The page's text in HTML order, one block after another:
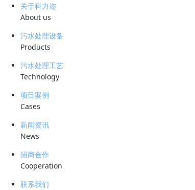
关于科力迩
About us
污水处理设备
Products
污水处理工艺
Technology
项目案例
Cases
新闻资讯
News
招商合作
Cooperation
联系我们
文件版本 ：
电脱盐废水是原油经电脱盐装置脱盐脱水
方法已难以满足需求，因此，研发高效的
电脱盐废水含油量高，石油类含量严重时
堵塞设备。含盐量高，盐浓度（以氯离
质等。此外，还可能含硫化物等危险气体